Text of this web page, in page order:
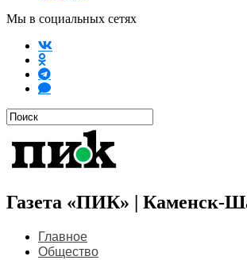
Мы в социальных сетях
Газета «ПИК» | Каменск-
Главное
Общество